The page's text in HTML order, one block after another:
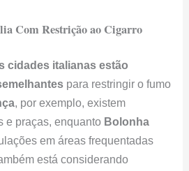
Com Restrição ao Cigarro
cidades italianas estão
para restringir o fumo
, por exemplo, existem
e praças, enquanto Bolonha
em áreas frequentadas
está considerando